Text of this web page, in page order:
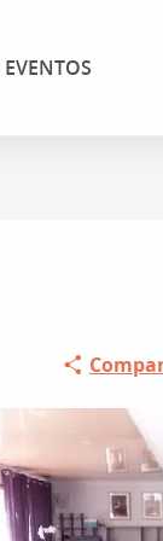
EVENTOS